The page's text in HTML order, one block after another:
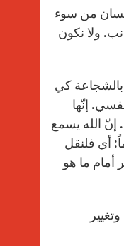
من سوء
ولا نكون
بالشجاعة كي
إنّها
إنّ الله يسمع
أي فلنقل
أمام ما هو